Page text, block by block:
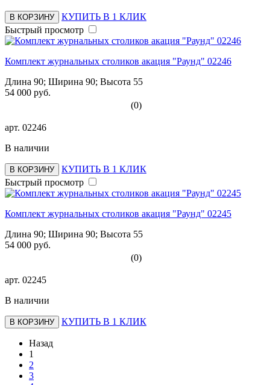
В КОРЗИНУ
КУПИТЬ В 1 КЛИК
Быстрый просмотр
Комплект журнальных столиков акация "Раунд" 02246
Длина 90; Ширина 90; Высота 55
54 000 руб.
(0)
арт. 02246
В наличии
В КОРЗИНУ
КУПИТЬ В 1 КЛИК
Быстрый просмотр
Комплект журнальных столиков акация "Раунд" 02245
Длина 90; Ширина 90; Высота 55
54 000 руб.
(0)
арт. 02245
В наличии
В КОРЗИНУ КУПИТЬ В 1 КЛИК
Назад
1
2
3